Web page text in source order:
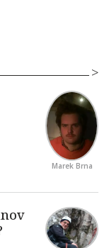
Marek Brna